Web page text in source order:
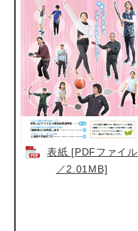
表紙 [PDFファイル
／2.01MB]